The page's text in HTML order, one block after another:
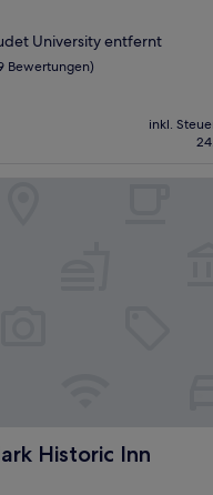
University entfernt
Bewertungen)
inkl.
Historic Inn
Historic Inn